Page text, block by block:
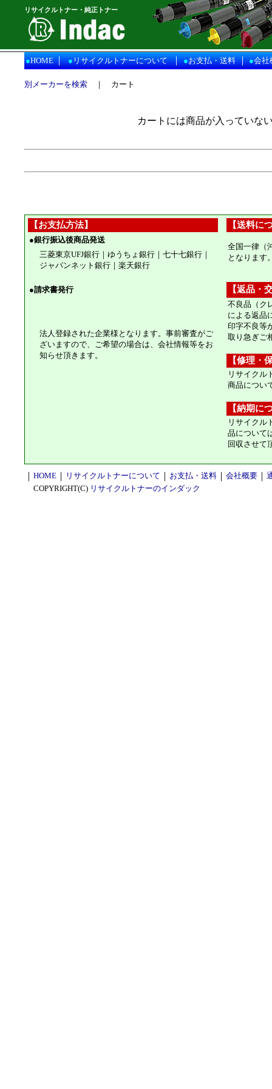
リサイクルトナー・純正トナー
●HOME｜ ●リサイクルトナーについて ｜ ●お支払・送料 ｜ ●会社
別メーカーを検索 ｜ カート
カートには商品が入っていな
【お支払方法】 【送料に
●銀行振込後商品発送
全国一律（
となります
三菱東京UFJ銀行｜ゆうちょ銀行｜七十七銀行｜
ジャパンネット銀行｜楽天銀行
●請求書発行 【返品・
法人登録された企業様となります。事前審査がご
ざいますので、ご希望の場合は、会社情報等をお
知らせ頂きます。
不良品（ク
による返品
印字不良等
取り急ぎご
【修理・
リサイクル
商品につい
【納期に
リサイクル
品について
回収させて
HOME リサイクルトナーについて お支払・送料 会社概要
COPYRIGHT(C) リサイクルトナーのインダック